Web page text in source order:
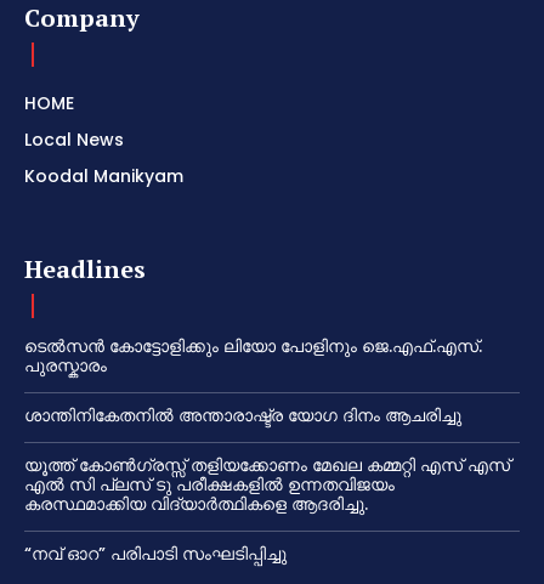
Company
HOME
Local News
Koodal Manikyam
Headlines
ടെൽസൻ കോട്ടോളിക്കും ലിയോ പോളിനും ജെ.എഫ്.എസ്.
പുരസ്കാരം
ശാന്തിനികേതനിൽ അന്താരാഷ്ട്ര യോഗ ദിനം ആചരിച്ചു
യൂത്ത് കോൺഗ്രസ്സ് തളിയക്കോണം മേഖല കമ്മറ്റി എസ് എസ്
എൽ സി പ്ലസ് ടു പരീക്ഷകളിൽ ഉന്നതവിജയം
കരസ്ഥമാക്കിയ വിദ്യാർത്ഥികളെ ആദരിച്ചു.
“നവ് ഓറ” പരിപാടി സംഘടിപ്പിച്ചു